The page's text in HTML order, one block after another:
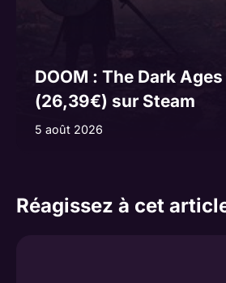
DOOM : The Dark
(26,39€) sur Steam
5 août 2026
Réagissez à cet